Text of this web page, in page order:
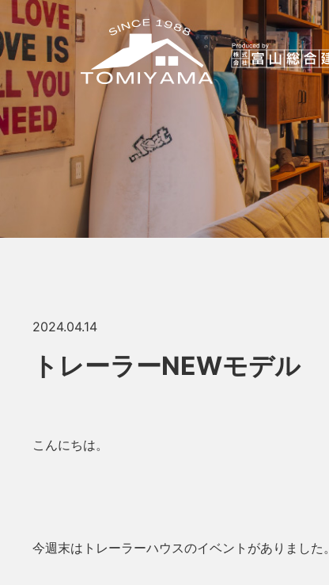
2024.04.14
トレーラーNEWモデル
こんにちは。
今週末はトレーラーハウスのイベントがありました。